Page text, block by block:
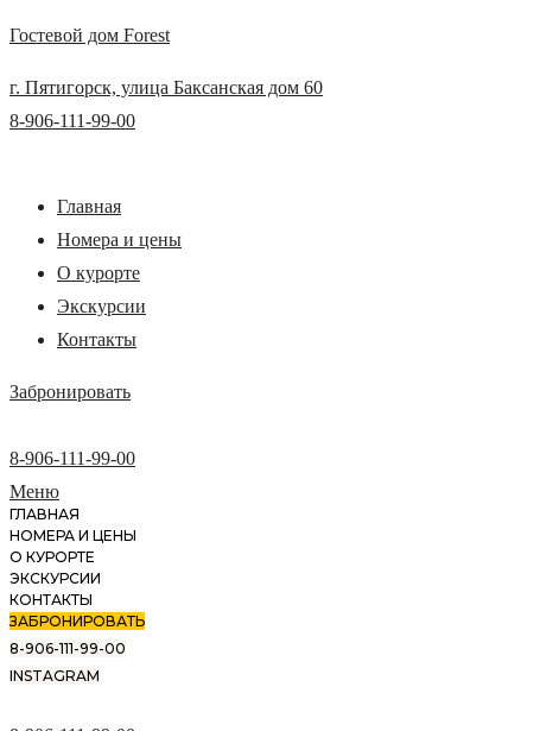
Гостевой дом Forest
г. Пятигорск, улица Баксанская дом 60
8-906-111-99-00
Главная
Номера и цены
О курорте
Экскурсии
Контакты
Забронировать
8-906-111-99-00
Меню
ГЛАВНАЯ
НОМЕРА И ЦЕНЫ
О КУРОРТЕ
ЭКСКУРСИИ
КОНТАКТЫ
ЗАБРОНИРОВАТЬ
8-906-111-99-00
INSTAGRAM